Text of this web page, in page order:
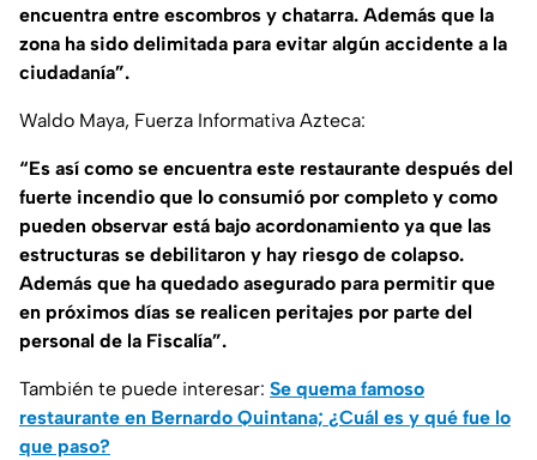
encuentra entre escombros y chatarra. Además que la
zona ha sido delimitada para evitar algún accidente a la
ciudadanía”.
Waldo Maya, Fuerza Informativa Azteca:
“Es así como se encuentra este restaurante después del
fuerte incendio que lo consumió por completo y como
pueden observar está bajo acordonamiento ya que las
estructuras se debilitaron y hay riesgo de colapso.
Además que ha quedado asegurado para permitir que
en próximos días se realicen peritajes por parte del
personal de la Fiscalía”.
También te puede interesar: Se quema famoso
restaurante en Bernardo Quintana; ¿Cuál es y qué fue lo
que paso?